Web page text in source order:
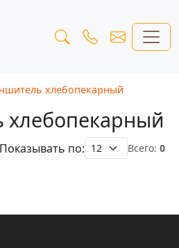
хлебопекарный
хлебопекарный
Показывать по: Всего: 0